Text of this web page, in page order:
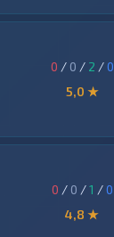
0 / 0 / 2 /0
5,0 ★
0 / 0 /1 /0
4,8 ★